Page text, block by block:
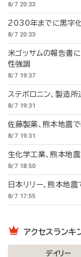
8/7 20:33
2030年までに黒字
8/7 20:33
米ゴッサムの報告書
性強調
8/7 19:37
ステボロニン、製造
8/7 19:31
佐藤製薬、熊本地震
8/7 19:31
生化学工業、熊本地
8/7 18:50
日本リリー、熊本地
8/7 17:55
アクセスランキ
デイリー